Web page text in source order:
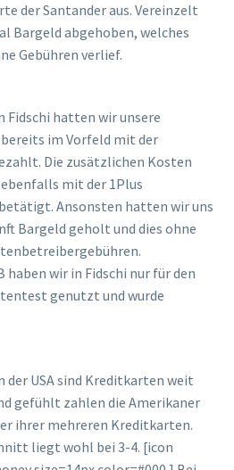
der Santander aus. Vereinzelt
Bargeld abgehoben, welches
Gebühren verlief.
Fidschi hatten wir unsere
im Vorfeld mit der
Die zusätzlichen Kosten
mit der 1Plus
Ansonsten hatten wir uns
Bargeld geholt und dies ohne
haben wir in Fidschi nur für den
genutzt und wurde
der USA sind Kreditkarten weit
gefühlt zahlen die Amerikaner
ihrer mehreren Kreditkarten.
liegt wohl bei 3-4. [icon